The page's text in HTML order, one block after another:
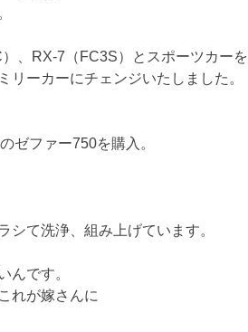
、RX-7（FC3S）とスポーツカーを
ーカーにチェンジいたしました。
ゼファー750を購入。
て洗浄、組み上げています。
んです。
れが嫁さんに